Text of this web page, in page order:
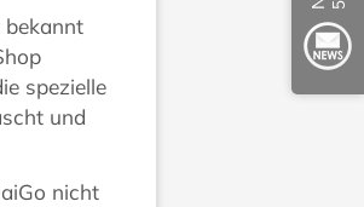
bekannt
spezielle
und
nicht